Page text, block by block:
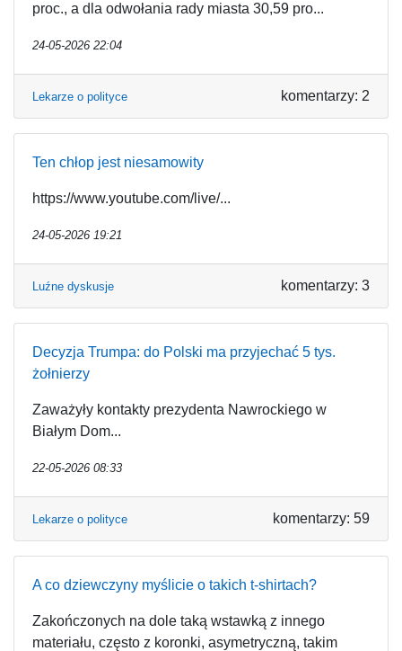
proc., a dla odwołania rady miasta 30,59 pro...
24-05-2026 22:04
Lekarze o polityce komentarzy: 2
Ten chłop jest niesamowity
https://www.youtube.com/live/...
24-05-2026 19:21
Luźne dyskusje komentarzy: 3
Decyzja Trumpa: do Polski ma przyjechać 5 tys.
żołnierzy
Zaważyły kontakty prezydenta Nawrockiego w
Białym Dom...
22-05-2026 08:33
Lekarze o polityce komentarzy: 59
A co dziewczyny myślicie o takich t-shirtach?
Zakończonych na dole taką wstawką z innego
materiału, często z koronki, asymetryczną, takim